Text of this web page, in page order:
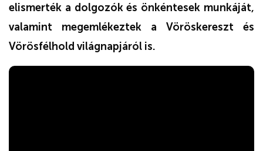
elismerték a dolgozók és önkéntesek munkáját,
valamint megemlékeztek a Vöröskereszt és
Vörösfélhold világnapjáról is.